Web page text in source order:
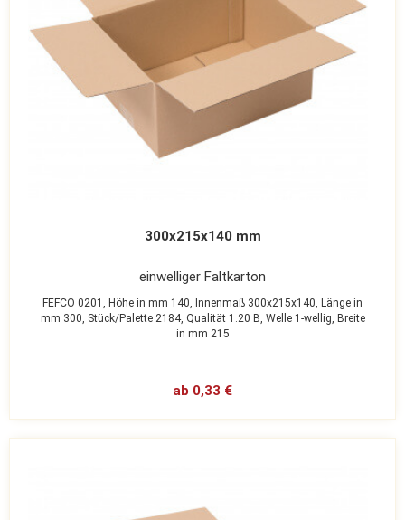
300x215x140 mm
einwelliger Faltkarton
FEFCO 0201, Höhe in mm 140, Innenmaß 300x215x140, Länge in
mm 300, Stück/Palette 2184, Qualität 1.20 B, Welle 1-wellig, Breite
in mm 215
ab 0,33 €